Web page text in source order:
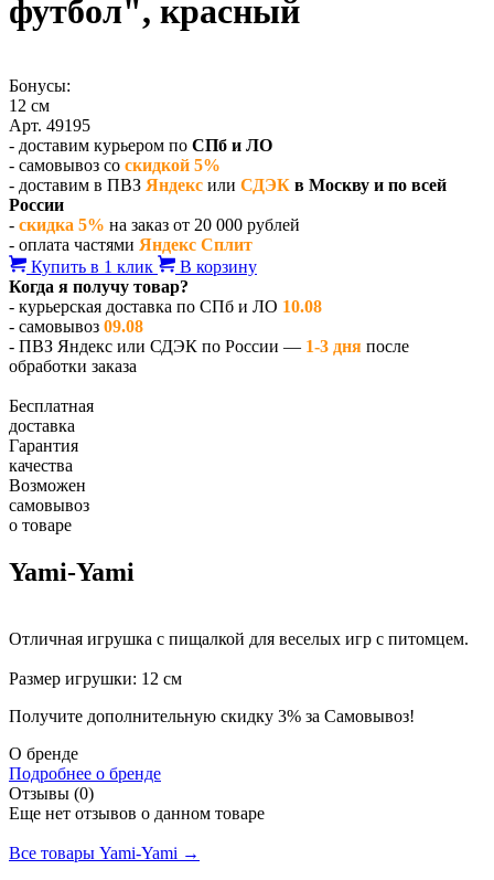
футбол", красный
Бонусы:
12 см
Арт. 49195
- доставим курьером по СПб и ЛО
- самовывоз со скидкой 5%
- доставим в ПВЗ Яндекс или СДЭК в Москву и по всей
России
- скидка 5% на заказ от 20 000 рублей
- оплата частями Яндекс Сплит
Купить в 1 клик
В корзину
Когда я получу товар?
- курьерская доставка по СПб и ЛО 10.08
- самовывоз 09.08
- ПВЗ Яндекс или СДЭК по России — 1-3 дня после
обработки заказа
Бесплатная
доставка
Гарантия
качества
Возможен
самовывоз
о товаре
Yami-Yami
Отличная игрушка с пищалкой для веселых игр с питомцем.
Размер игрушки: 12 см
Получите дополнительную скидку 3% за Самовывоз!
О бренде
Подробнее о бренде
Отзывы (0)
Еще нет отзывов о данном товаре
Все товары Yami-Yami →